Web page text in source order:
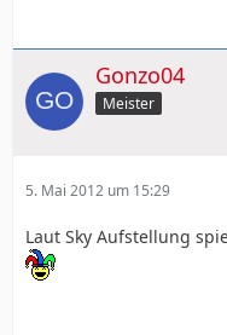
Gonzo04
Meister
5. Mai 2012 um 15:29
Laut Sky Aufstellung